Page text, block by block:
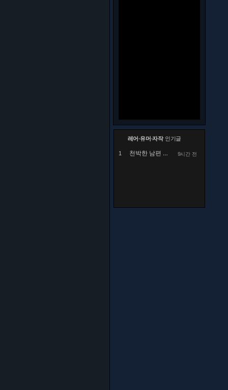
레어·유머·자작인기글
1 천박한 남편 때문에 고민 9시간 전